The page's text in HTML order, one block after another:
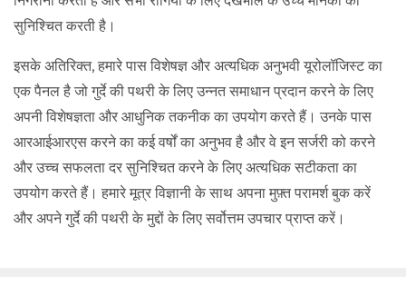
सुनिश्चित करती है।
इसके अतिरिक्त, हमारे पास विशेषज्ञ और अत्यधिक अनुभवी यूरोलॉजिस्ट का
एक पैनल है जो गुर्दे की पथरी के लिए उन्नत समाधान प्रदान करने के लिए
अपनी विशेषज्ञता और आधुनिक तकनीक का उपयोग करते हैं। उनके पास
आरआईआरएस करने का कई वर्षों का अनुभव है और वे इन सर्जरी को करने
और उच्च सफलता दर सुनिश्चित करने के लिए अत्यधिक सटीकता का
उपयोग करते हैं। हमारे मूत्र विज्ञानी के साथ अपना मुफ़्त परामर्श बुक करें
और अपने गुर्दे की पथरी के मुद्दों के लिए सर्वोत्तम उपचार प्राप्त करें।